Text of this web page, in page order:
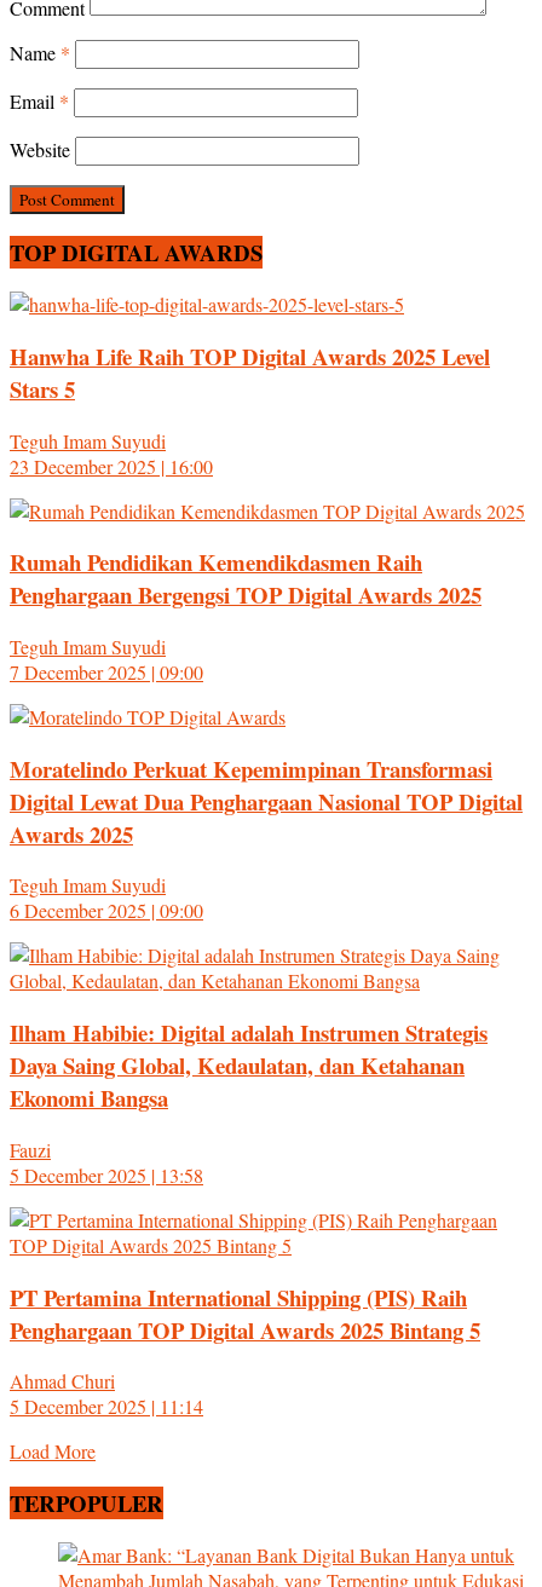
Comment
Name *
Email *
Website
TOP DIGITAL AWARDS
Hanwha Life Raih TOP Digital Awards 2025 Level
Stars 5
Teguh Imam Suyudi
23 December 2025 | 16:00
Rumah Pendidikan Kemendikdasmen Raih
Penghargaan Bergengsi TOP Digital Awards 2025
Teguh Imam Suyudi
7 December 2025 | 09:00
Moratelindo Perkuat Kepemimpinan Transformasi
Digital Lewat Dua Penghargaan Nasional TOP Digital
Awards 2025
Teguh Imam Suyudi
6 December 2025 | 09:00
Ilham Habibie: Digital adalah Instrumen Strategis
Daya Saing Global, Kedaulatan, dan Ketahanan
Ekonomi Bangsa
Fauzi
5 December 2025 | 13:58
PT Pertamina International Shipping (PIS) Raih
Penghargaan TOP Digital Awards 2025 Bintang 5
Ahmad Churi
5 December 2025 | 11:14
Load More
TERPOPULER